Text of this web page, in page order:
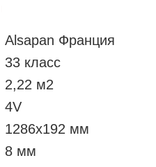
Alsapan Франция
33 класс
2,22 м2
4V
1286х192 мм
8 мм